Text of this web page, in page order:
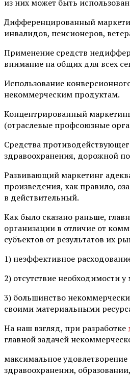
из них может быть
Дифференцированный
инвалидов, пенсионеров,
Применение средств
внимание на общих для всех
Использование
некоммерческим продуктам.
Концентрированный
(отраслевые профсоюзные
Средства
здравоохранения, дорожной
Развивающий маркетинг
произведения, как правило,
в действительный.
Как было сказано раньше,
организации в отличие от
субъектов от результатов их
1) неэффективное
2) отсутствие необходимости
3) большинство
своими материальными
На наш взгляд, при разработке
главной задачей
максимальное
здравоохранении,